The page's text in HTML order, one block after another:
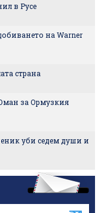
в Русе
на Warner
страна
за Ормузкия
уби седем души и